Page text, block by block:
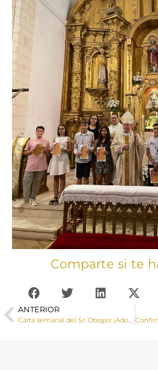
Comparte si te
ANTERIOR
Carta semanal del Sr. Obispo: ¡Adorable misterio de amor y comunión!